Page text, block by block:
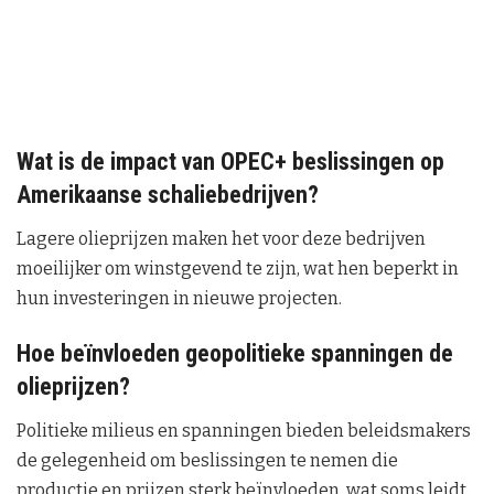
Wat is de impact van OPEC+ beslissingen op
Amerikaanse schaliebedrijven?
Lagere olieprijzen maken het voor deze bedrijven
moeilijker om winstgevend te zijn, wat hen beperkt in
hun investeringen in nieuwe projecten.
Hoe beïnvloeden geopolitieke spanningen de
olieprijzen?
Politieke milieus en spanningen bieden beleidsmakers
de gelegenheid om beslissingen te nemen die
productie en prijzen sterk beïnvloeden, wat soms leidt